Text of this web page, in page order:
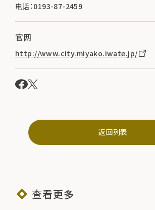
电话：0193-87-2459
官网
http://www.city.miyako.iwate.jp/
返回列表
查看更多